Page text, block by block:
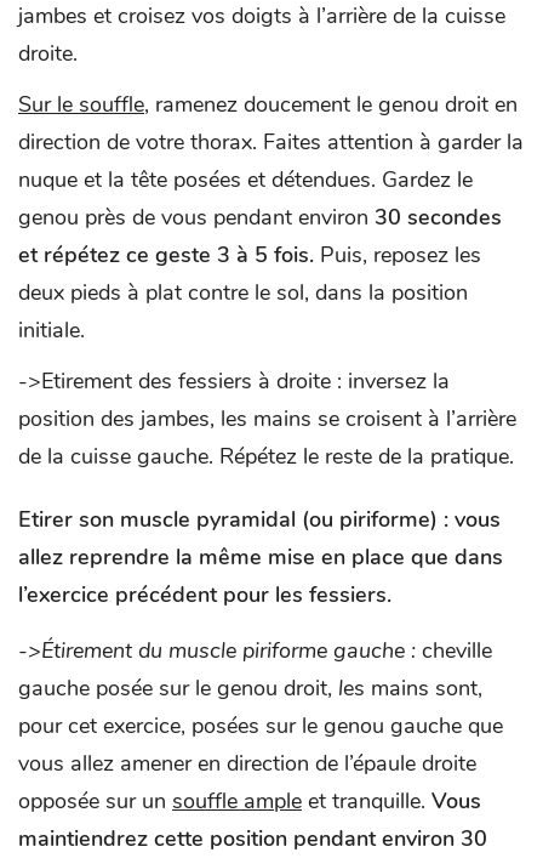
jambes et croisez vos doigts à l’arrière de la cuisse
droite.
Sur le souffle, ramenez doucement le genou droit en
direction de votre thorax. Faites attention à garder la
nuque et la tête posées et détendues. Gardez le
genou près de vous pendant environ 30 secondes
et répétez ce geste 3 à 5 fois. Puis, reposez les
deux pieds à plat contre le sol, dans la position
initiale.
->Etirement des fessiers à droite : inversez la
position des jambes, les mains se croisent à l’arrière
de la cuisse gauche. Répétez le reste de la pratique.
Etirer son muscle pyramidal (ou piriforme) : vous
allez reprendre la même mise en place que dans
l’exercice précédent pour les fessiers.
->Étirement du muscle piriforme gauche : cheville
gauche posée sur le genou droit, les mains sont,
pour cet exercice, posées sur le genou gauche que
vous allez amener en direction de l’épaule droite
opposée sur un souffle ample et tranquille. Vous
maintiendrez cette position pendant environ 30